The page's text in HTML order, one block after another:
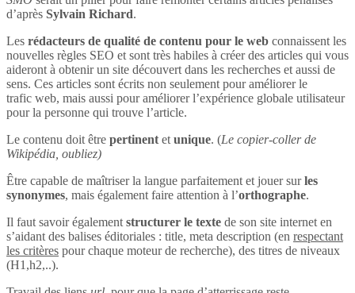
d’après Sylvain Richard.
Les rédacteurs de qualité de contenu pour le web connaissent les
nouvelles règles SEO et sont très habiles à créer des articles qui vous
aideront à obtenir un site découvert dans les recherches et aussi de
sens. Ces articles sont écrits non seulement pour améliorer le
trafic web, mais aussi pour améliorer l’expérience globale utilisateur
pour la personne qui trouve l’article.
Le contenu doit être pertinent et unique. (Le copier-coller de
Wikipédia, oubliez)
Être capable de maîtriser la langue parfaitement et jouer surles
synonymes, mais également faire attention à l’orthographe.
Il faut savoir également structurer le texte de son site internet en
s’aidant des balises éditoriales : title, meta description (en respectant
les critères pour chaque moteur de recherche), des titres de niveaux
(H1,h2,..).